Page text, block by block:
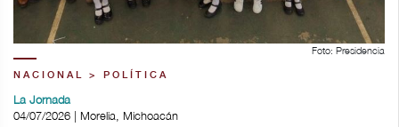
Foto: Presidencia
NACIONAL > POLÍTICA
La Jornada
04/07/2026 | Morelia, Michoacán